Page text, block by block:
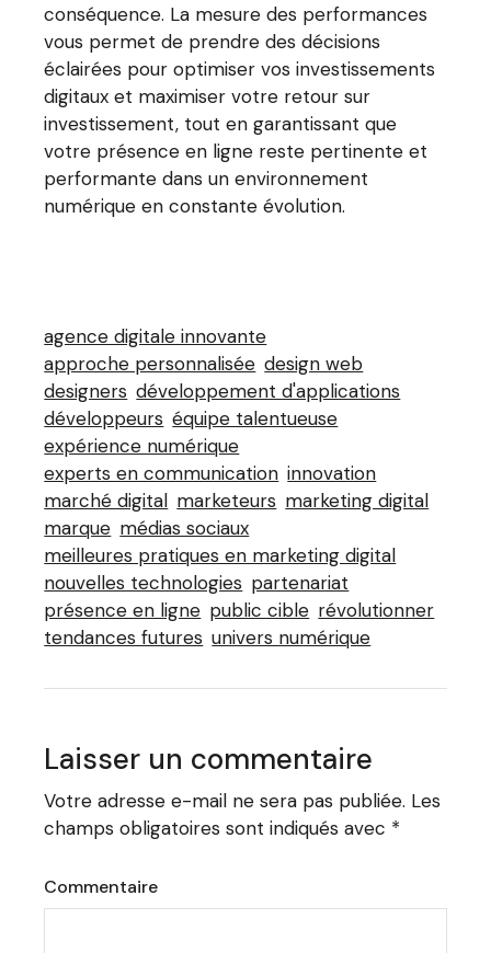
conséquence. La mesure des performances
vous permet de prendre des décisions
éclairées pour optimiser vos investissements
digitaux et maximiser votre retour sur
investissement, tout en garantissant que
votre présence en ligne reste pertinente et
performante dans un environnement
numérique en constante évolution.
agence digitale innovante
approche personnalisée design web
designers développement d'applications
développeurs équipe talentueuse
expérience numérique
experts en communication innovation
marché digital marketeurs marketing digital
marque médias sociaux
meilleures pratiques en marketing digital
nouvelles technologies partenariat
présence en ligne public cible révolutionner
tendances futures univers numérique
Laisser un commentaire
Votre adresse e-mail ne sera pas publiée. Les
champs obligatoires sont indiqués avec *
Commentaire